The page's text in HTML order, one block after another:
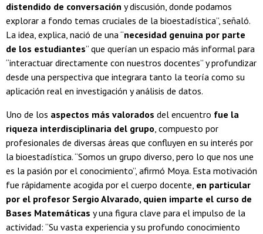
distendido de conversación y discusión, donde podamos
explorar a fondo temas cruciales de la bioestadística”, señaló.
La idea, explica, nació de una “necesidad genuina por parte
de los estudiantes” que querían un espacio más informal para
“interactuar directamente con nuestros docentes” y profundizar
desde una perspectiva que integrara tanto la teoría como su
aplicación real en investigación y análisis de datos.
Uno de los aspectos más valorados del encuentro fue la
riqueza interdisciplinaria del grupo , compuesto por
profesionales de diversas áreas que confluyen en su interés por
la bioestadística. “Somos un grupo diverso, pero lo que nos une
es la pasión por el conocimiento”, afirmó Moya. Esta motivación
fue rápidamente acogida por el cuerpo docente, en particular
por el profesor Sergio Alvarado, quien imparte el curso de
Bases Matemáticas y una figura clave para el impulso de la
actividad: “Su vasta experiencia y su profundo conocimiento